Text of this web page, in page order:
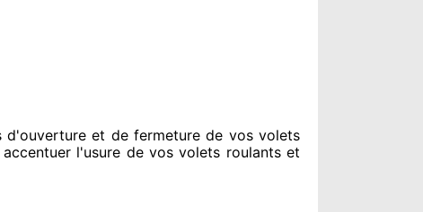
et de fermeture de vos volets
l'usure de vos volets roulants et